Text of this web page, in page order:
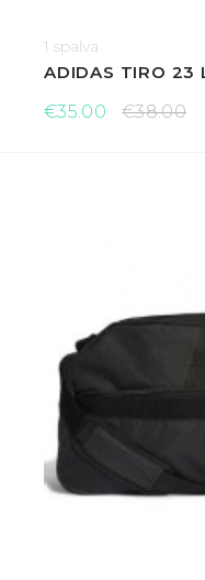
1 spalva
ADIDAS TIRO 23
€35.00
€38.00